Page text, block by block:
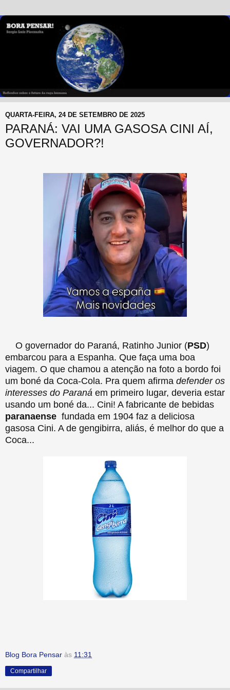
QUARTA-FEIRA, 24 DE SETEMBRO DE 2025
PARANÁ: VAI UMA GASOSA CINI AÍ,
GOVERNADOR?!
O governador do Paraná, Ratinho Junior (PSD)
embarcou para a Espanha. Que faça uma boa
viagem. O que chamou a atenção na foto a bordo foi
um boné da Coca-Cola. Pra quem afirma defender os
interesses do Paraná em primeiro lugar, deveria estar
usando um boné da... Cini! A fabricante de bebidas
paranaense fundada em 1904 faz a deliciosa
gasosa Cini. A de gengibirra, aliás, é melhor do que a
Coca...
Blog Bora Pensar às 11:31
Compartilhar